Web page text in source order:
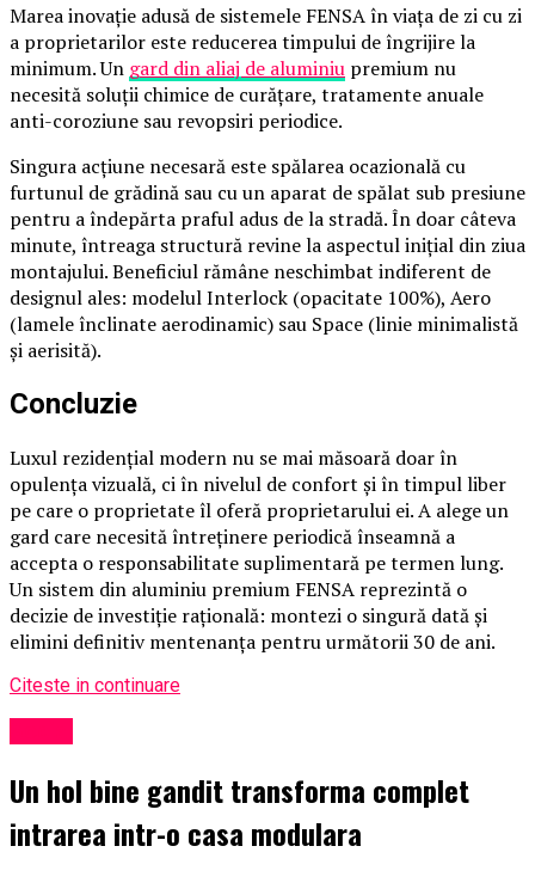
Marea inovație adusă de sistemele FENSA în viața de zi cu zi
a proprietarilor este reducerea timpului de îngrijire la
minimum. Un gard din aliaj de aluminiu premium nu
necesită soluții chimice de curățare, tratamente anuale
anti-coroziune sau revopsiri periodice.
Singura acțiune necesară este spălarea ocazională cu
furtunul de grădină sau cu un aparat de spălat sub presiune
pentru a îndepărta praful adus de la stradă. În doar câteva
minute, întreaga structură revine la aspectul inițial din ziua
montajului. Beneficiul rămâne neschimbat indiferent de
designul ales: modelul Interlock (opacitate 100%), Aero
(lamele înclinate aerodinamic) sau Space (linie minimalistă
și aerisită).
Concluzie
Luxul rezidențial modern nu se mai măsoară doar în
opulența vizuală, ci în nivelul de confort și în timpul liber
pe care o proprietate îl oferă proprietarului ei. A alege un
gard care necesită întreținere periodică înseamnă a
accepta o responsabilitate suplimentară pe termen lung.
Un sistem din aluminiu premium FENSA reprezintă o
decizie de investiție rațională: montezi o singură dată și
elimini definitiv mentenanța pentru următorii 30 de ani.
Citeste in continuare
Un hol bine gandit transforma complet
intrarea intr-o casa modulara